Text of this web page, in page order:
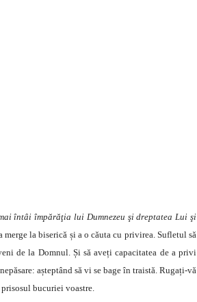
întâi împărăţia lui Dumnezeu şi dreptatea Lui şi
merge la biserică și a o căuta cu privirea. Sufletul să
de la Domnul. Și să aveți capacitatea de a privi
așteptând să vi se bage în traistă. Rugați-vă
bucuriei voastre.